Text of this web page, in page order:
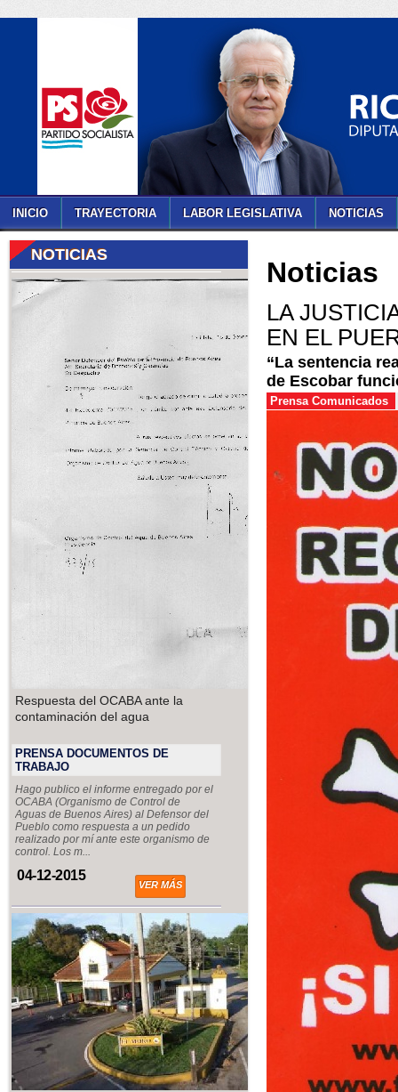
INICIO TRAYECTORIA LABOR LEGISLATIVA NOTICIAS
NOTICIAS
Respuesta del OCABA ante la
contaminación del agua
PRENSA DOCUMENTOS DE
TRABAJO
Hago publico el informe entregado por el
OCABA (Organismo de Control de
Aguas de Buenos Aires) al Defensor del
Pueblo como respuesta a un pedido
realizado por mí ante este organismo de
control. Los m...
04-12-2015
VER MÁS
Noticias
LA
EN EL
“La sentencia
de Escobar
Prensa Comunicados